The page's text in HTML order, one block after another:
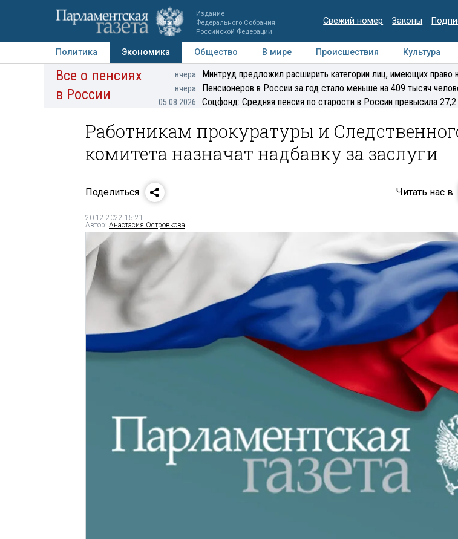
Издание
Федерального Собрания
Российской Федерации
Свежий номер Законы
Политика Экономика Общество В мире Происшествия Культура
Авторы Персоны Мнения Регионы Медиацентр Интервью
Все о пенсиях
в России
вчера Минтруд предложил расширить категории лиц, имеющих право
вчера Пенсионеров в России за год стало меньше на 409 тысяч
05.08.2026 Соцфонд: Средняя пенсия по старости в России превысила
Работникам прокуратуры и
комитета назначат надбавку за заслуги
Поделиться Читать нас в
20.12.2022 15:21
Автор: Анастасия Островкова